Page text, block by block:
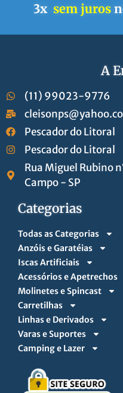
3x sem juros
A
(11) 99023-9776
Pescador do Litoral
Pescador do Litoral
Rua Miguel Rubino
Campo - SP
Categorias
Todas as Categorias
Anzóis e Garatéias
Iscas Artificiais
Acessórios e Apetrechos
Molinetes e Spincast
Carretilhas
Linhas e Derivados
Varas e Suportes
Camping e Lazer